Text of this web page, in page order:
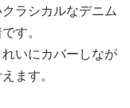
ラシカルなデニム
す。
いにカバーしなが
ます。